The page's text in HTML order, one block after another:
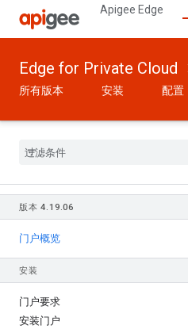
Apigee Edge
Edge for Private Cloud
所有版本 安装 配置
版本 4.19.06
门户概览
安装
门户要求
安装门户